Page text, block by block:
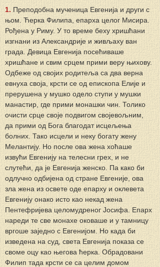
1. Преподобна мученица Евгенија и други с
њом. Ћерка Филипа, епарха целог Мисира.
Рођена у Риму. У то време беху хришћани
изгнани из Александрије и живљаху ван
града. Девица Евгенија посећиваше
хришћане и свим срцем прими веру њихову.
Одбеже од својих родитеља са два верна
евнуха своја, крсти се од епископа Елије и
прерушена у мушко одело ступи у мушки
манастир, где прими монашки чин. Толико
очисти срце своје подвигом својевољним,
да прими од Бога благодат исцељења
болних. Тако исцели и неку богату жену
Мелантију. Но после ова жена хоћаше
извући Евгенију на телесни грех, и не
слутећи, да је Евгенија женско. Па како би
одлучно одбијена од стране Евгеније, ова
зла жена из освете оде епарху и оклевета
Евгенију онако исто као некад жена
Пентефријева целомудреног Јосифа. Епарх
нареди те све монахе оковаше и у тамницу
вргоше заједно с Евгенијом. Но када би
изведена на суд, света Евгенија показа се
своме оцу као његова ћерка. Обрадовани
Филип тада крсти се са целим домом